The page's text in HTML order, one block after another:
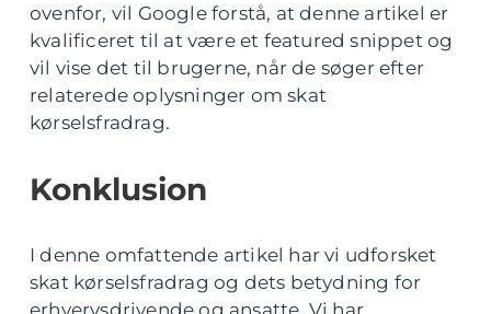
ovenfor, vil Google forstå, at denne artikel er
kvalificeret til at være et featured snippet og
vil vise det til brugerne, når de søger efter
relaterede oplysninger om skat
kørselsfradrag.
Konklusion
I denne omfattende artikel har vi udforsket
skat kørselsfradrag og dets betydning for